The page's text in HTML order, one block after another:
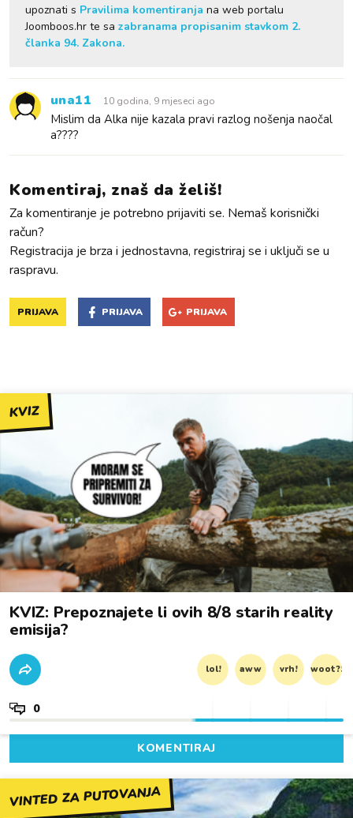
upoznati s Pravilima komentiranja na web portalu
Joomboos.hr te sa zabranama propisanim stavkom 2.
članka 94. Zakona.
una11 10 godina, 9 mjeseci ago
Mislim da Alka nije kazala pravi razlog nošenja naočal
a????
Komentiraj, znaš da želiš!
Za komentiranje je potrebno prijaviti se. Nemaš korisnički
račun?
Registracija je brza i jednostavna, registriraj se i uključi se u
raspravu.
PRIJAVA PRIJAVA PRIJAVA
KVIZ
KVIZ: Prepoznajete li ovih 8/8 starih reality
emisija?
lol! aww vrh! woot?!
0
KOMENTIRAJ
VINTED ZA PUTOVANJA